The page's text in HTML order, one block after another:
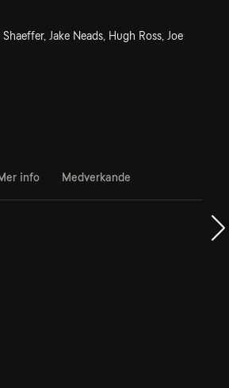
Jake Neads, Hugh Ross, Joe
info Medverkande